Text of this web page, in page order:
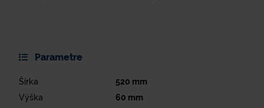
Parametre
Šírka 520 mm
Výška
60 mm